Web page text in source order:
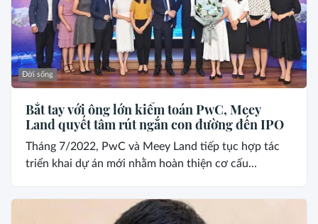
Đời sống
Bắt tay với ông lớn kiểm toán PwC, Meey
Land quyết tâm rút ngắn con đường đến IPO
Tháng 7/2022, PwC và Meey Land tiếp tục hợp tác
triển khai dự án mới nhằm hoàn thiện cơ cấu...